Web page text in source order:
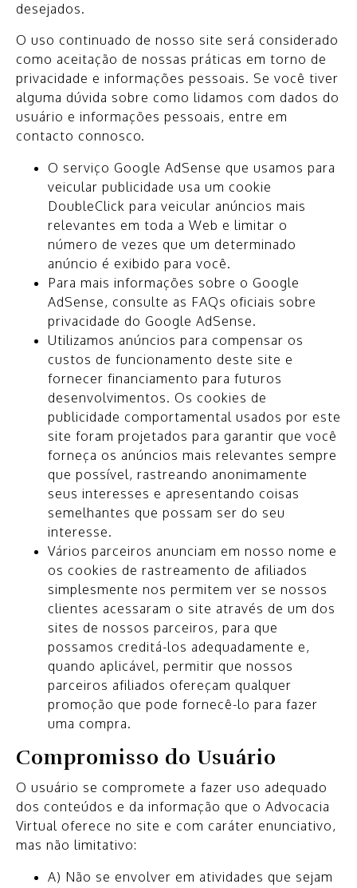
desejados.
O uso continuado de nosso site será considerado
como aceitação de nossas práticas em torno de
privacidade e informações pessoais. Se você tiver
alguma dúvida sobre como lidamos com dados do
usuário e informações pessoais, entre em
contacto connosco.
O serviço Google AdSense que usamos para
veicular publicidade usa um cookie
DoubleClick para veicular anúncios mais
relevantes em toda a Web e limitar o
número de vezes que um determinado
anúncio é exibido para você.
Para mais informações sobre o Google
AdSense, consulte as FAQs oficiais sobre
privacidade do Google AdSense.
Utilizamos anúncios para compensar os
custos de funcionamento deste site e
fornecer financiamento para futuros
desenvolvimentos. Os cookies de
publicidade comportamental usados ​​por este
site foram projetados para garantir que você
forneça os anúncios mais relevantes sempre
que possível, rastreando anonimamente
seus interesses e apresentando coisas
semelhantes que possam ser do seu
interesse.
Vários parceiros anunciam em nosso nome e
os cookies de rastreamento de afiliados
simplesmente nos permitem ver se nossos
clientes acessaram o site através de um dos
sites de nossos parceiros, para que
possamos creditá-los adequadamente e,
quando aplicável, permitir que nossos
parceiros afiliados ofereçam qualquer
promoção que pode fornecê-lo para fazer
uma compra.
Compromisso do Usuário
O usuário se compromete a fazer uso adequado
dos conteúdos e da informação que o Advocacia
Virtual oferece no site e com caráter enunciativo,
mas não limitativo:
A) Não se envolver em atividades que sejam